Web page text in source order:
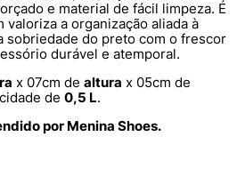
e material de fácil limpeza. É
a organização aliada à
sobriedade do preto com o frescor
durável e atemporal.
x 07cm de altura x 05cm de
de 0,5 L.
por Menina Shoes.